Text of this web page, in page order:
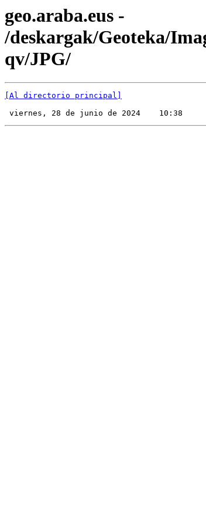
geo.araba.eus -
/deskargak/Geoteka/
qv/JPG/
[Al directorio principal]
viernes, 28 de junio de 2024    10:38